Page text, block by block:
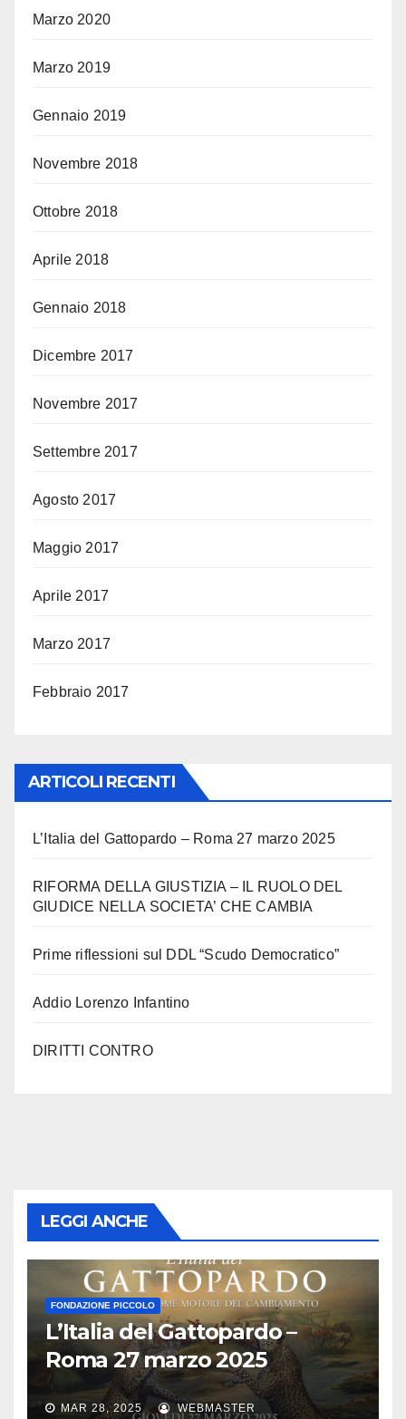
Marzo 2020
Marzo 2019
Gennaio 2019
Novembre 2018
Ottobre 2018
Aprile 2018
Gennaio 2018
Dicembre 2017
Novembre 2017
Settembre 2017
Agosto 2017
Maggio 2017
Aprile 2017
Marzo 2017
Febbraio 2017
ARTICOLI RECENTI
L’Italia del Gattopardo – Roma 27 marzo 2025
RIFORMA DELLA GIUSTIZIA – IL RUOLO DEL
GIUDICE NELLA SOCIETA’ CHE CAMBIA
Prime riflessioni sul DDL “Scudo Democratico”
Addio Lorenzo Infantino
DIRITTI CONTRO
LEGGI ANCHE
FONDAZIONE PICCOLO
L’Italia del Gattopardo –
Roma 27 marzo 2025
MAR 28, 2025 WEBMASTER